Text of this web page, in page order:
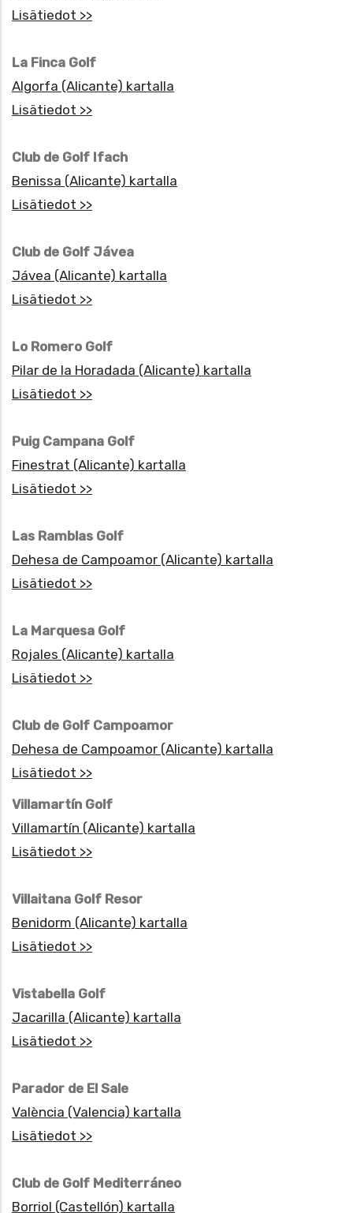
Lisätiedot >>
La Finca Golf
Algorfa (Alicante) kartalla
Lisätiedot >>
Club de Golf Ifach
Benissa (Alicante) kartalla
Lisätiedot >>
Club de Golf Jávea
Jávea (Alicante) kartalla
Lisätiedot >>
Lo Romero Golf
Pilar de la Horadada (Alicante) kartalla
Lisätiedot >>
Puig Campana Golf
Finestrat (Alicante) kartalla
Lisätiedot >>
Las Ramblas Golf
Dehesa de Campoamor (Alicante) kartalla
Lisätiedot >>
La Marquesa Golf
Rojales (Alicante) kartalla
Lisätiedot >>
Club de Golf Campoamor
Dehesa de Campoamor (Alicante) kartalla
Lisätiedot >>
Villamartín Golf
Villamartín (Alicante) kartalla
Lisätiedot >>
Villaitana Golf Resor
Benidorm (Alicante) kartalla
Lisätiedot >>
Vistabella Golf
Jacarilla (Alicante) kartalla
Lisätiedot >>
Parador de El Sale
València (Valencia) kartalla
Lisätiedot >>
Club de Golf Mediterráneo
Borriol (Castellón) kartalla